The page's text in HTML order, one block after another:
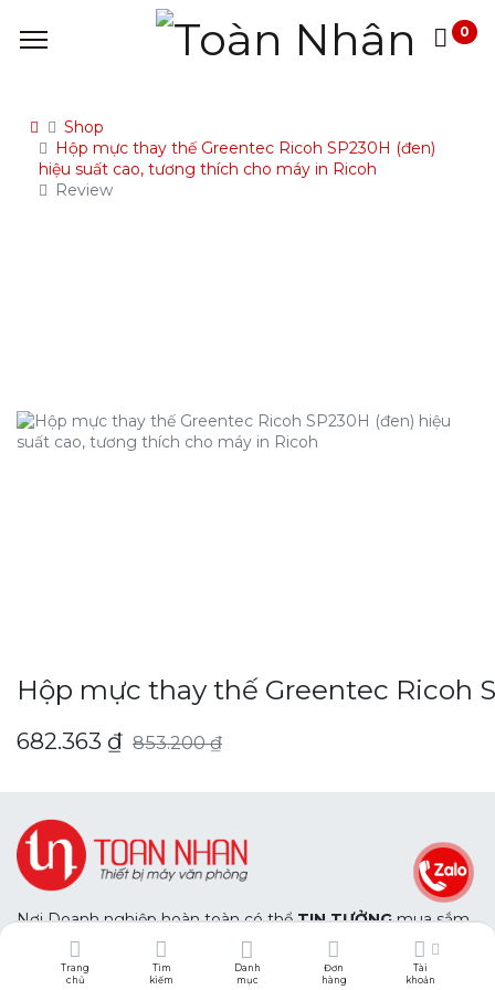
Trang
chủ
Tìm
kiếm
Danh
mục
Đơn
hàng
Tài
khoản
0
Shop
Hộp mực thay thế Greentec Ricoh SP230H (đen)
hiệu suất cao, tương thích cho máy in Ricoh
Review
Hộp mực thay thế Greentec Ricoh
682.363 ₫ 853.200₫
Nơi Doanh nghiệp hoàn toàn có thểTIN TƯỞNGmua sắm
trang thiết bị văn phòng với chất lượng chính hãng.
Và hoàn toàn
AN TÂM
với dịch vụ hậu mãi chuyên nghiệp
của chúng tôi.